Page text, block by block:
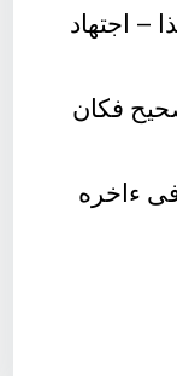
– اجتهاد
فكان
ءاخره